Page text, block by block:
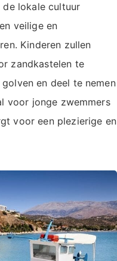
de lokale cultuur
veilige en
Kinderen zullen
zandkastelen te
en deel te nemen
voor jonge zwemmers
voor een plezierige en